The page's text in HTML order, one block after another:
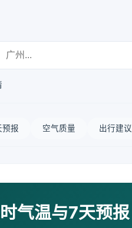
预报 空气质量 出行建议
气温与7天预报